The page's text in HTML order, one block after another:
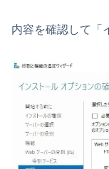
内容を確認して「